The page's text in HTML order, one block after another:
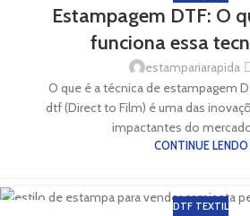
Estampagem DTF: O
funciona essa
estampariarapida
O que é a técnica de estampagem
dtf (Direct to Film) é uma das
impactantes do
CONTINUE LENDO
DTF TEXTIL